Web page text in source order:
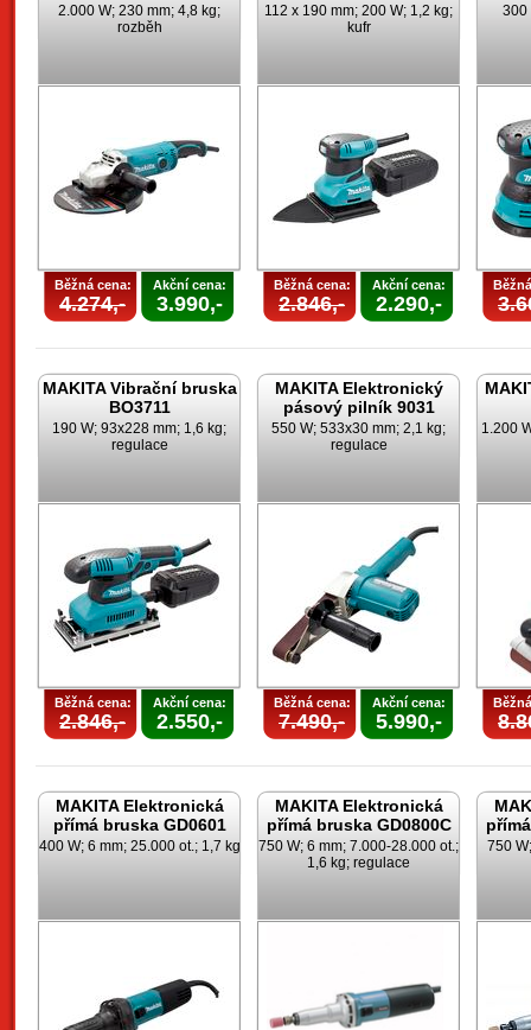
2.000 W; 230 mm; 4,8 kg;
rozběh
Běžná cena:
4.274,-
Akční cena:
3.990,-
112 x 190 mm; 200 W; 1,2 kg;
kufr
Běžná cena:
2.846,-
Akční cena:
2.290,-
300
MAKITA Vibrační bruska
BO3711
190 W; 93x228 mm; 1,6 kg;
regulace
Běžná cena:
2.846,-
Akční cena:
2.550,-
MAKITA Elektronický
pásový pilník 9031
550 W; 533x30 mm; 2,1 kg;
regulace
Běžná cena:
7.490,-
Akční cena:
5.990,-
1.200
MAKITA Elektronická
přímá bruska GD0601
400 W; 6 mm; 25.000 ot.; 1,7 kg
MAKITA Elektronická
přímá bruska GD0800C
750 W; 6 mm; 7.000-28.000 ot.;
1,6 kg; regulace
750